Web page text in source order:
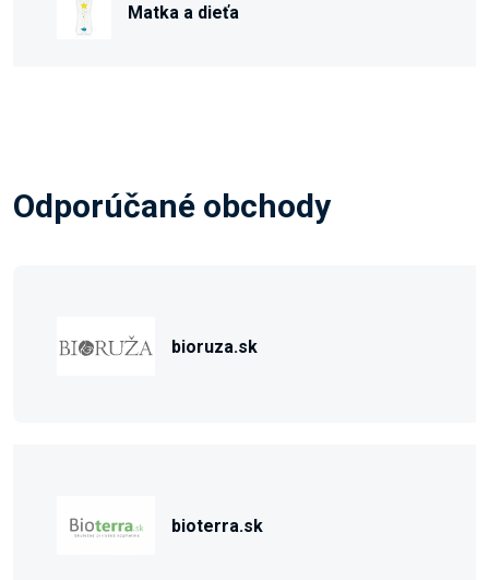
Matka a dieťa
Odporúčané obchody
bioruza.sk
bioterra.sk